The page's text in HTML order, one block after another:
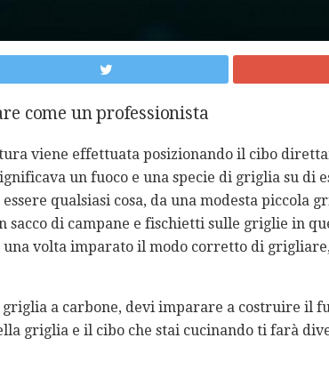
come un professionista
viene effettuata posizionando il cibo
un fuoco e una specie di griglia su di
qualsiasi cosa, da una modesta piccola
sacco di campane e fischietti sulle griglie in
volta imparato il modo corretto di
griglia a carbone, devi imparare a costruire il
griglia e il cibo che stai cucinando ti farà